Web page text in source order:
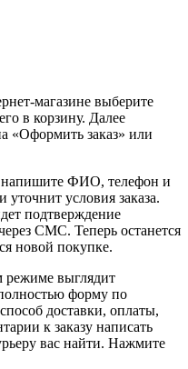
магазине выберите
в корзину. Далее
«Оформить заказ» или
напишите ФИО, телефон и
условия заказа.
подтверждение
СМС. Теперь останется
новой покупке.
режиме выглядит
форму по
доставки, оплаты,
к заказу написать
вас найти. Нажмите